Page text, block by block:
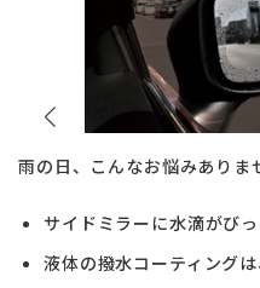
雨の日、こんなお悩みありま
サイドミラーに水滴がび
液体の撥水コーティング